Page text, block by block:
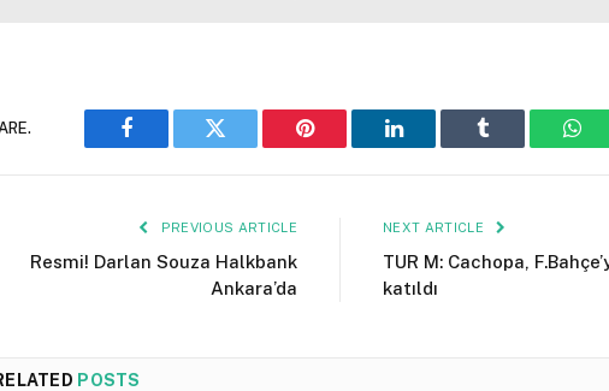
Facebook Twitter Pinterest LinkedIn Tumblr
PREVIOUS ARTICLE
Resmi! Darlan Souza Halkbank
Ankara’da
NEXT ARTICLE
TUR M: Cachopa,
katıldı
POSTS